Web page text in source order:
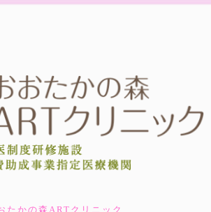
たかの森ARTクリニック